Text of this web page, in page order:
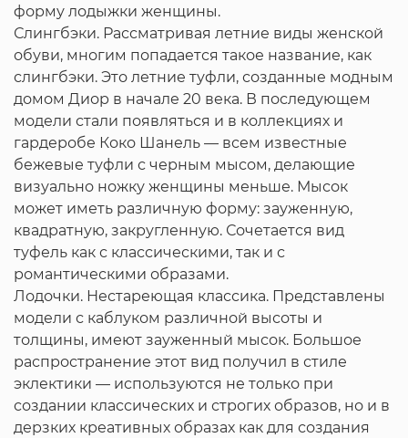
форму лодыжки женщины.
Слингбэки. Рассматривая летние виды женской
обуви, многим попадается такое название, как
слингбэки. Это летние туфли, созданные модным
домом Диор в начале 20 века. В последующем
модели стали появляться и в коллекциях и
гардеробе Коко Шанель — всем известные
бежевые туфли с черным мысом, делающие
визуально ножку женщины меньше. Мысок
может иметь различную форму: зауженную,
квадратную, закругленную. Сочетается вид
туфель как с классическими, так и с
романтическими образами.
Лодочки. Нестареющая классика. Представлены
модели с каблуком различной высоты и
толщины, имеют зауженный мысок. Большое
распространение этот вид получил в стиле
эклектики — используются не только при
создании классических и строгих образов, но и в
дерзких креативных образах как для создания